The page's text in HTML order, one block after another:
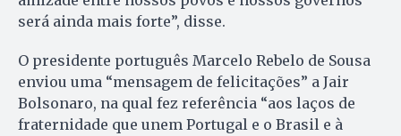
será ainda mais forte”, disse.
O presidente português Marcelo Rebelo de Sousa
enviou uma “mensagem de felicitações” a Jair
Bolsonaro, na qual fez referência “aos laços de
fraternidade que unem Portugal e o Brasil e à